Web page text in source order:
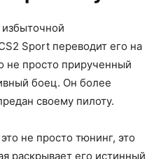
избыточной
Sport переводит его на
не просто прирученный
боец. Он более
своему пилоту.
не просто тюнинг, это
раскрывает его истинный